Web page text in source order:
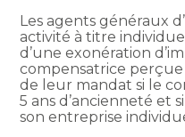
Les agents généraux
activité à titre
d’une exonération
compensatrice perçue
de leur mandat si le
5 ans d’ancienneté et
son entreprise